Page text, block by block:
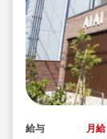
給与 月給